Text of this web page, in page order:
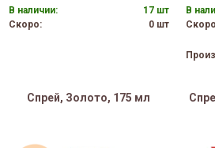
В наличии:
17 шт
Скоро:
0 шт
В
Спрей, Золото, 175 мл